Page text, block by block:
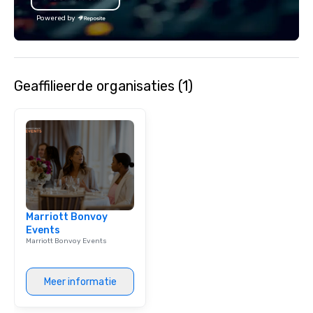
engaging information
Powered by
Geaffilieerde organisaties (1)
Marriott Bonvoy
Events
Marriott Bonvoy Events
Meer informatie